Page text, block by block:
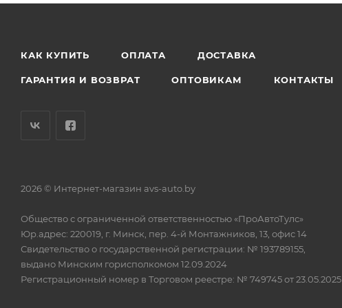
КАК КУПИТЬ ОПЛАТА ДОСТАВКА
ГАРАНТИЯ И ВОЗВРАТ ОПТОВИКАМ КОНТАКТЫ
2026 © Интернет-магазин avs-auto.by
Общество с ограниченной ответственностью «ПроАвтоТулс»
Юр.адрес: 220019, г. Минск, пер. 4-й Монтажников, 13, офис 14
Свидетельство о государственной регистрации: № 193789155,
выдано Минским горисполкомом 12.09.2024
Регистрационный номер в Торговом реестре: № 749745 от 23.05.2025